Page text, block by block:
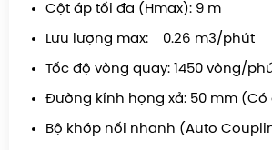
Cột áp tối đa (Hmax): 9 m
Lưu lượng max: 0.26 m3/phút
Tốc độ vòng quay: 1450 vòng/
Đường kính họng xả: 50 mm (Có
Bộ khớp nối nhanh (Auto